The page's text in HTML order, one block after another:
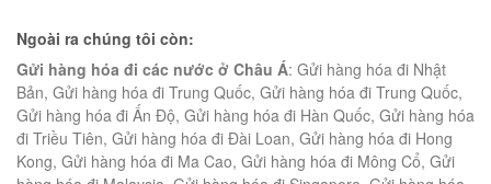
Ngoài ra chúng tôi còn:
Gửi hàng hóa đi các nước ở Châu Á: Gửi hàng hóa đi Nhật
Bản, Gửi hàng hóa đi Trung Quốc, Gửi hàng hóa đi Trung Quốc,
Gửi hàng hóa đi Ấn Độ, Gửi hàng hóa đi Hàn Quốc, Gửi hàng hóa
đi Triều Tiên, Gửi hàng hóa đi Đài Loan, Gửi hàng hóa đi Hong
Kong, Gửi hàng hóa đi Ma Cao, Gửi hàng hóa đi Mông Cổ, Gửi